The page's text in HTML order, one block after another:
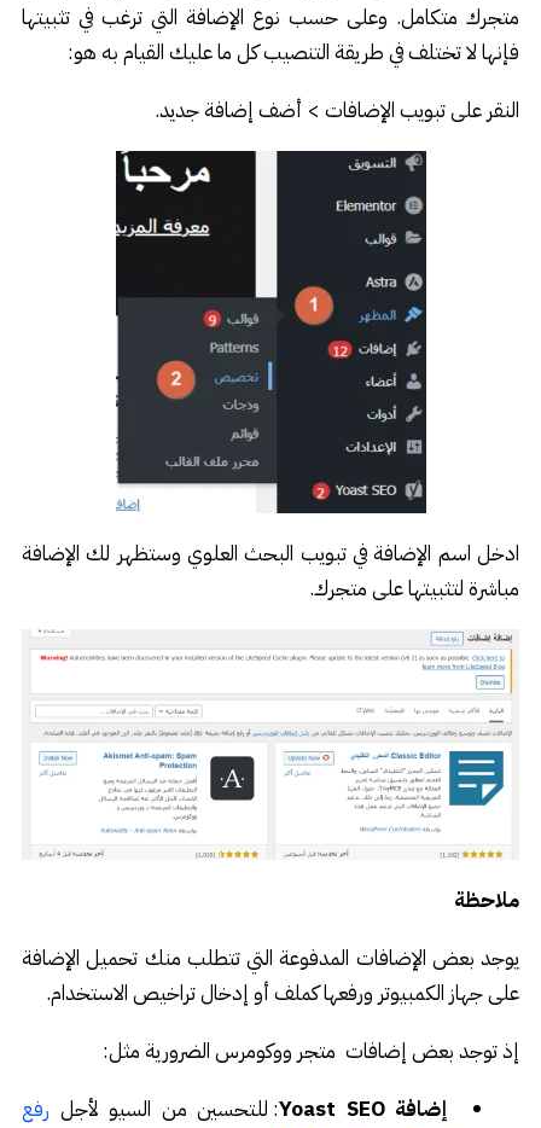
متجرك متكامل. وعلى حسب نوع الإضافة التي ترغب في تثبيتها
فإنها لا تختلف في طريقة التنصيب كل ما عليك القيام به هو:
النقر على تبويب الإضافات > أضف إضافة جديد.
ادخل اسم الإضافة في تبويب البحث العلوي وستظهر لك الإضافة
مباشرة لتثبيتها على متجرك.
ملاحظة
يوجد بعض الإضافات المدفوعة التي تتطلب منك تحميل الإضافة
على جهاز الكمبيوتر ورفعها كملف أو إدخال تراخيص الاستخدام.
إذ توجد بعض إضافات متجر ووكومرس الضرورية مثل:
إضافة Yoast SEO
: للتحسين من السيو لأجل رفع